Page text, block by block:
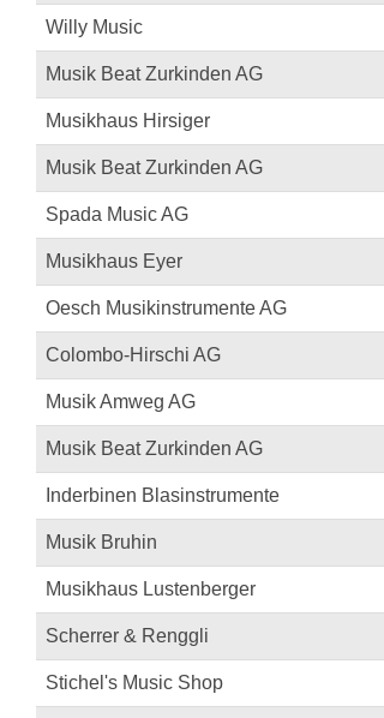
Celli
... mehr
Willy Music
Musik Beat Zurkinden AG
Musikhaus Hirsiger
Musik Beat Zurkinden AG
Spada Music AG
Musikhaus Eyer
Oesch Musikinstrumente AG
Colombo-Hirschi AG
Musik Amweg AG
Musik Beat Zurkinden AG
Inderbinen Blasinstrumente
Musik Bruhin
Musikhaus Lustenberger
Scherrer & Renggli
Stichel's Music Shop